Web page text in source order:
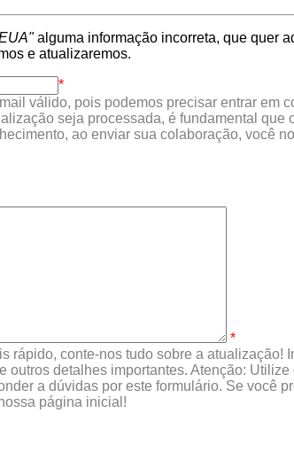
alguma informação incorreta, que quer
e atualizaremos.
*
válido, pois podemos precisar entrar em
seja processada, é fundamental que
ao enviar sua colaboração, você
*
rápido, conte-nos tudo sobre a atualização!
outros detalhes importantes. Atenção: Utilize
a dúvidas por este formulário. Se você
página inicial!